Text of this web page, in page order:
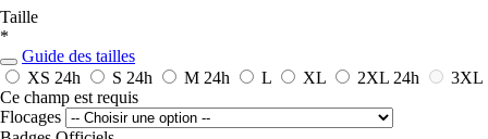
Taille
*
Guide des tailles
XS 24h S 24h M 24h L XL 2XL 24h
3XL
Ce champ est requis
Flocages